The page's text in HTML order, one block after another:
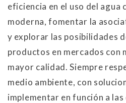
eficiencia en el uso del agua
moderna, fomentar la
y explorar las posibilidades
productos en mercados con
mayor calidad. Siempre
medio ambiente, con
implementar en función a las